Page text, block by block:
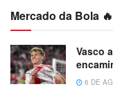
Mercado da Bola 🔥
Vasco
6 DE